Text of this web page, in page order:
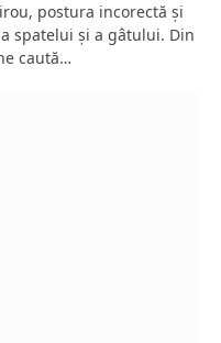
postura incorectă și
spatelui și a gâtului. Din
caută…